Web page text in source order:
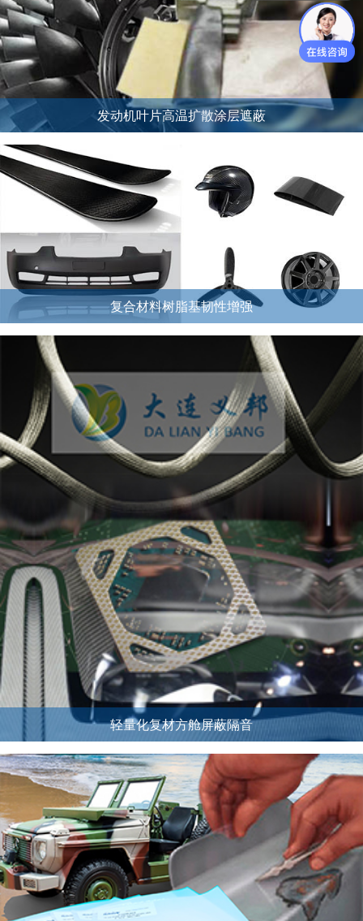
发动机叶片高温扩散涂层遮蔽
复合材料树脂基韧性增强
轻量化复材方舱屏蔽隔音